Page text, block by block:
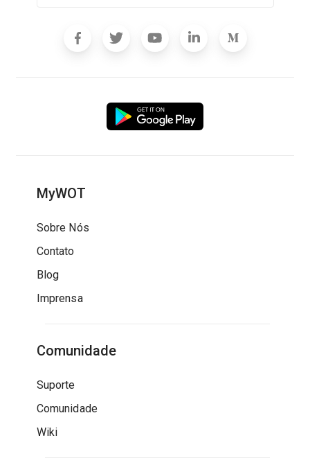
MyWOT
Sobre Nós
Contato
Blog
Imprensa
Comunidade
Suporte
Comunidade
Wiki